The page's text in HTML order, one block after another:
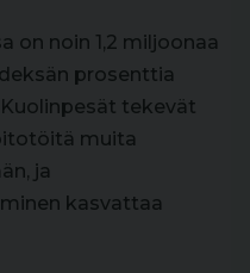
on noin 1,2 miljoonaa
prosenttia
tekevät
muita
ja
kasvattaa